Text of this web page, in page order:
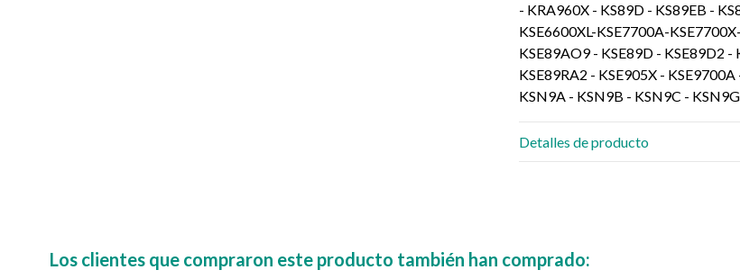
- KRA960X - KS89D - KS89EB -
KSE6600XL-KSE7700A-
KSE89AO9 - KSE89D - KSE89D2 -
KSE89RA2 - KSE905X -
KSN9A - KSN9B - KSN9C -
Detalles de producto
Los clientes que compraron este producto también han comprado: